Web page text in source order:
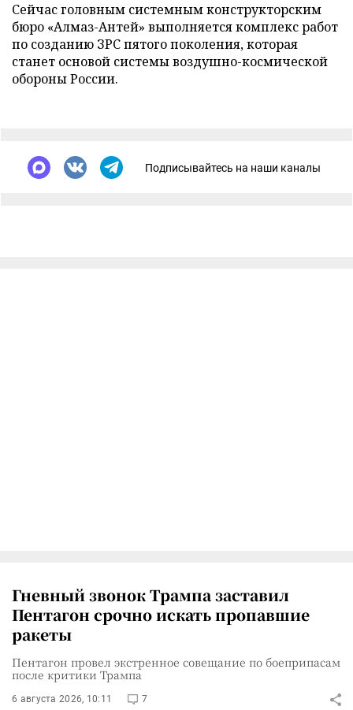
Сейчас головным системным конструкторским
бюро «Алмаз-Антей» выполняется комплекс работ
по созданию ЗРС пятого поколения, которая
станет основой системы воздушно-космической
обороны России.
Подписывайтесь на наши каналы
Гневный звонок Трампа заставил
Пентагон срочно искать пропавшие
ракеты
Пентагон провел экстренное совещание по боеприпасам
после критики Трампа
6 августа 2026, 10:11 7